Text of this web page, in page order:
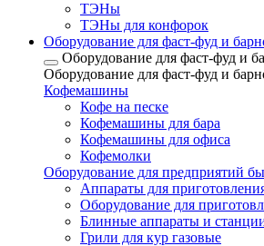
ТЭНы
ТЭНы для конфорок
Оборудование для фаст-фуд и
Оборудование для фаст-фуд и
Оборудование для фаст-фуд и
Кофемашины
Кофе на песке
Кофемашины для бара
Кофемашины для офиса
Кофемолки
Оборудование для предприятий
Аппараты для
Оборудование для
Блинные аппараты и
Грили для кур газовые